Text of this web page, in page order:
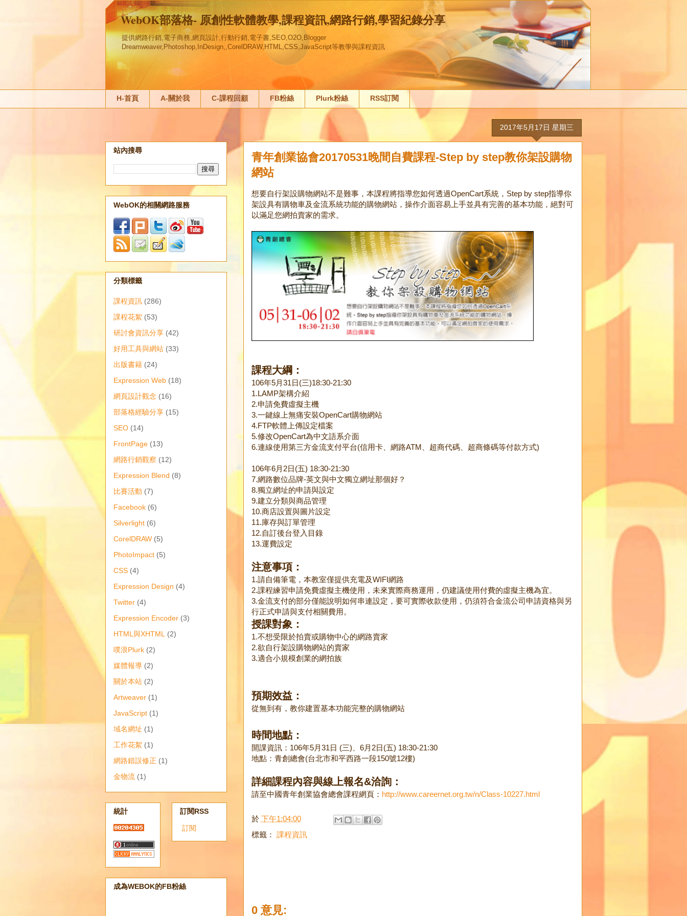
WebOK部落格- 原創性軟體教學,課程資訊,網路行銷,學習紀錄分享
提供網路行銷,電子商務,網頁設計,行動行銷,電子書,SEO,O2O,Blogger
Dreamweaver,Photoshop,InDesign,,CorelDRAW,HTML,CSS,JavaScript等教學與課程資訊
H-首頁 A-關於我 C-課程回顧 FB粉絲 Plurk粉絲 RSS訂閱
2017年5月17日 星期三
青年創業協會20170531晚間自費課程-Step by step教你架設購物
網站
想要自行架設購物網站不是難事，本課程將指導您如何透過OpenCart系統，Step by step指導你
架設具有購物車及金流系統功能的購物網站，操作介面容易上手並具有完善的基本功能，絕對可
以滿足您網拍賣家的需求。
課程大綱：
106年5月31日(三)18:30-21:30
1.LAMP架構介紹
2.申請免費虛擬主機
3.一鍵線上無痛安裝OpenCart購物網站
4.FTP軟體上傳設定檔案
5.修改OpenCart為中文語系介面
6.連線使用第三方金流支付平台(信用卡、網路ATM、超商代碼、超商條碼等付款方式)
106年6月2日(五) 18:30-21:30
7.網路數位品牌-英文與中文獨立網址那個好？
8.獨立網址的申請與設定
9.建立分類與商品管理
10.商店設置與圖片設定
11.庫存與訂單管理
12.自訂後台登入目錄
13.運費設定
注意事項：
1.請自備筆電，本教室僅提供充電及WIFI網路
2.課程練習申請免費虛擬主機使用，未來實際商務運用，仍建議使用付費的虛擬主機為宜。
3.金流支付的部分僅能說明如何串連設定，要可實際收款使用，仍須符合金流公司申請資格與另
行正式申請與支付相關費用。
授課對象：
1.不想受限於拍賣或購物中心的網路賣家
2.欲自行架設購物網站的賣家
3.適合小規模創業的網拍族
預期效益：
從無到有，教你建置基本功能完整的購物網站
時間地點：
開課資訊：106年5月31日 (三)、6月2日(五) 18:30-21:30
地點：青創總會(台北市和平西路一段150號12樓)
詳細課程內容與線上報名&洽詢：
請至中國青年創業協會總會課程網頁： http://www.careernet.org.tw/n/Class-10227.html
於 下午1:04:00
標籤： 課程資訊
0 意見:
站內搜尋
WebOK的相關網路服務
分類標籤
課程資訊 (286)
課程花絮 (53)
研討會資訊分享 (42)
好用工具與網站 (33)
出版書籍 (24)
Expression Web (18)
網頁設計觀念 (16)
部落格經驗分享 (15)
SEO (14)
FrontPage (13)
網路行銷觀察 (12)
Expression Blend (8)
比賽活動 (7)
Facebook (6)
Silverlight (6)
CorelDRAW (5)
PhotoImpact (5)
CSS (4)
Expression Design (4)
Twitter (4)
Expression Encoder (3)
HTML與XHTML
(2)
噗浪Plurk (2)
媒體報導 (2)
關於本站 (2)
Artweaver (1)
JavaScript (1)
域名網址 (1)
工作花絮 (1)
網路錯誤修正 (1)
金物流 (1)
統計 訂閱RSS
訂閱
成為WEBOK的FB粉絲